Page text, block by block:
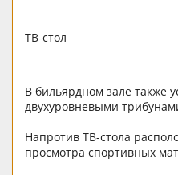
ТВ-стол
В бильярдном зале также
двухуровневыми
Напротив ТВ-стола
просмотра спортивных